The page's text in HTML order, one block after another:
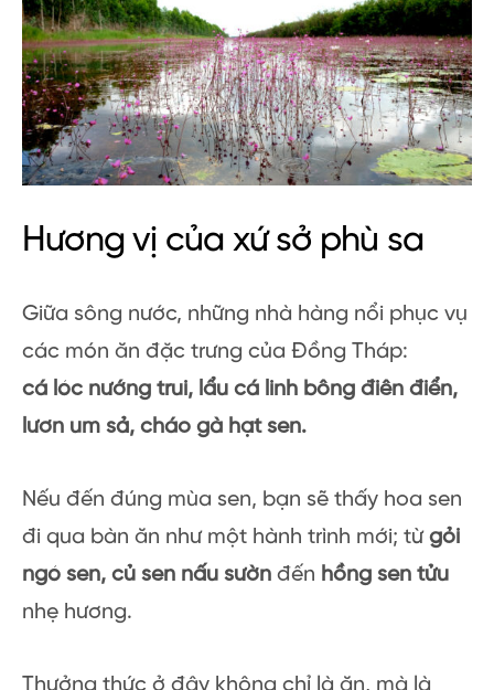
Hương vị của xứ sở phù sa
Giữa sông nước, những nhà hàng nổi phục vụ
các món ăn đặc trưng của Đồng Tháp:
cá lóc nướng trui, lẩu cá linh bông điên điển,
lươn um sả, cháo gà hạt sen.
Nếu đến đúng mùa sen, bạn sẽ thấy hoa sen
đi qua bàn ăn như một hành trình mới; từgỏi
ngó sen, củ sen nấu sườn đến hồng sen tửu
nhẹ hương.
Thưởng thức ở đây không chỉ là ăn, mà là